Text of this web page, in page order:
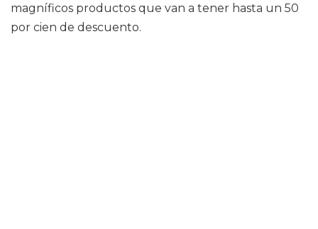
magníficos productos que van a tener hasta un 50
por cien de descuento.